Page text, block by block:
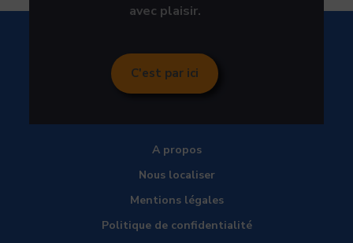
avec plaisir.
C'est par ici
A propos
Nous localiser
Mentions légales
Politique de confidentialité